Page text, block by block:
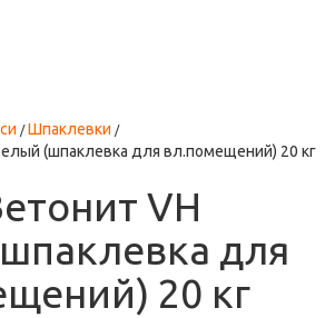
Шпаклевки
(шпаклевка для вл.помещений) 20 кг
VH
для
20 кг